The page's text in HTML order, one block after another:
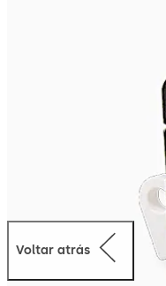
Voltar atrás